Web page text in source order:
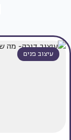
עיצוב פנים